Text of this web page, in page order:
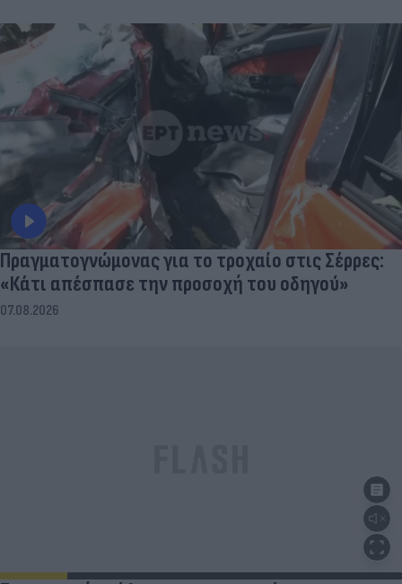
Πραγματογνώμονας για το τροχαίο στις Σέρρες:
«Κάτι απέσπασε την προσοχή του οδηγού»
07.08.2026